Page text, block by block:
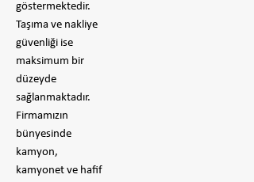
göstermektedir.
Taşıma ve nakliye
güvenliği ise
maksimum bir
düzeyde
sağlanmaktadır.
Firmamızın
bünyesinde
kamyon,
kamyonet ve hafif